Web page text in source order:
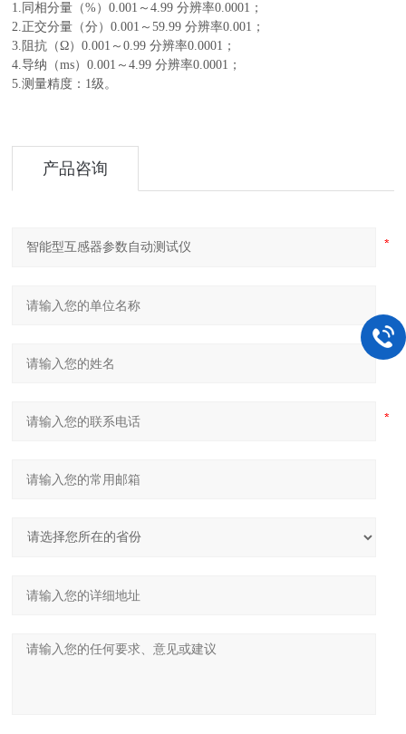
1.同相分量（%）0.001～4.99 分辨率0.0001；
2.正交分量（分）0.001～59.99 分辨率0.001；
3.阻抗（Ω）0.001～0.99 分辨率0.0001；
4.导纳（ms）0.001～4.99 分辨率0.0001；
5.测量精度：1级。
产品咨询